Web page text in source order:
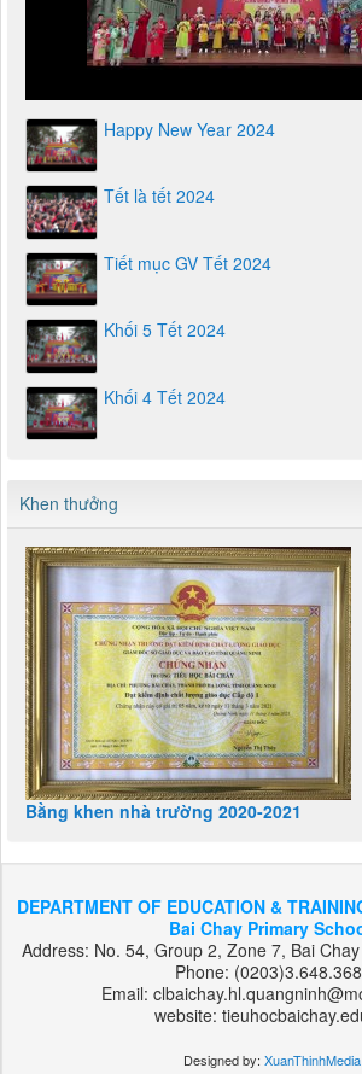
Happy New Year 2024
Tết là tết 2024
Tiết mục GV Tết 2024
Khối 5 Tết 2024
Khối 4 Tết 2024
Khen thưởng
Bằng khen nhà trường 2020-2021
DEPARTMENT OF EDUCATION &
Bai Chay Primary
Address: No. 54, Group 2, Zone 7, Bai
Phone: (0203)3.648.368
Email:
website:
Designed by: XuanThinhMedia